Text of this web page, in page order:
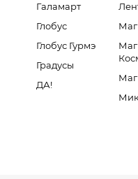
Галамарт
Глобус
Глобус Гурмэ
Градусы
ДА!